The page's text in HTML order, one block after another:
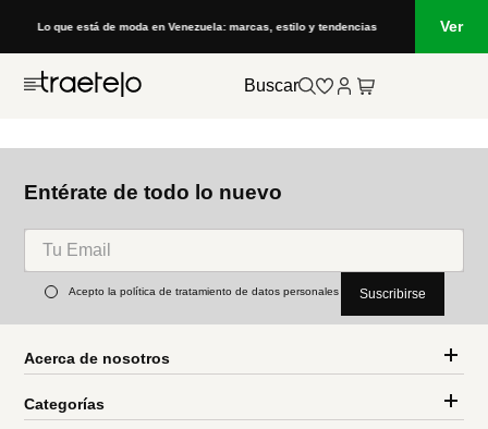
Lo que está de moda en Venezuela: marcas, estilo y tendencias Ver
Buscar
Entérate de todo lo nuevo
Acepto la política de tratamiento de datos personales Suscribirse
Acerca de nosotros
Categorías